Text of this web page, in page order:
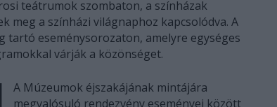
teátrumok szombaton, a színházak
meg a színházi világnaphoz kapcsolódva. A
tartó eseménysorozaton, amelyre egységes
várják a közönséget.
A Múzeumok éjszakájának mintájára
megvalósuló rendezvény eseményei között